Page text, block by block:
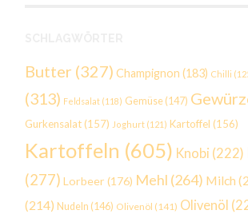
Butter (327) Champignon (183) Chilli
(313) Feldsalat (118) Gemüse (147)
Gurkensalat (157) Joghurt (121) Kartoffel (156)
Kartoffeln (605) Knobi (222)
(277) Lorbeer (176) Mehl (264) Milch
(214) Nudeln (146) Olivenöl (141) Olivenöl